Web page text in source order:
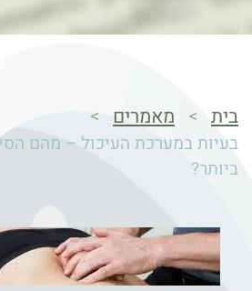
בית > מאמרים >
בעיות במערכת העיכול – מהם
ביותר?